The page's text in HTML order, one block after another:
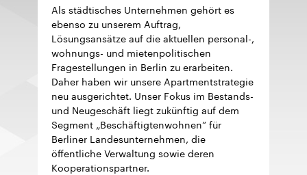
Als städtisches Unternehmen gehört es
ebenso zu unserem Auftrag,
Lösungsansätze auf die aktuellen personal-,
wohnungs- und mietenpolitischen
Fragestellungen in Berlin zu erarbeiten.
Daher haben wir unsere Apartmentstrategie
neu ausgerichtet. Unser Fokus im Bestands-
und Neugeschäft liegt zukünftig auf dem
Segment „Beschäftigtenwohnen“ für
Berliner Landesunternehmen, die
öffentliche Verwaltung sowie deren
Kooperationspartner.